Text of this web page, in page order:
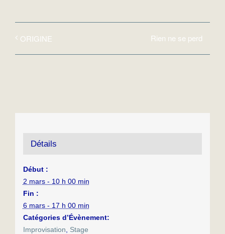
ORIGINE Rien ne se perd
Détails
Début :
2 mars - 10 h 00 min
Fin :
6 mars - 17 h 00 min
Catégories d’Évènement:
Improvisation
Stage